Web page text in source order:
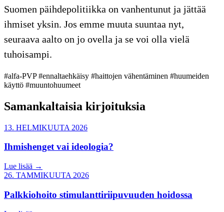
Suomen päihdepolitiikka on vanhentunut ja jättää
ihmiset yksin. Jos emme muuta suuntaa nyt,
seuraava aalto on jo ovella ja se voi olla vielä
tuhoisampi.
#alfa-PVP#ennaltaehkäisy #haittojen vähentäminen #huumeiden
käyttö #muuntohuumeet
Samankaltaisia kirjoituksia
13. HELMIKUUTA 2026
Ihmishenget vai ideologia?
Lue lisää →
26. TAMMIKUUTA 2026
Palkkiohoito stimulanttiriipuvuuden hoidossa